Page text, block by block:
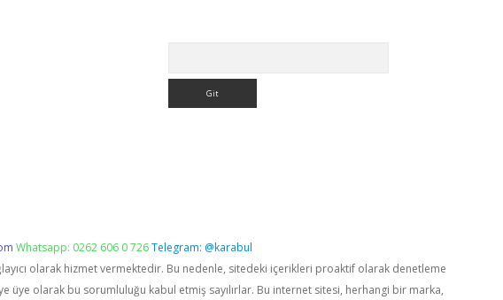
Whatsapp: 0262 606 0 726Telegram: @karabul
olarak hizmet vermektedir. Bu nedenle, sitedeki içerikleri proaktif olarak denetleme
üye olarak bu sorumluluğu kabul etmiş sayılırlar. Bu internet sitesi, herhangi bir marka,